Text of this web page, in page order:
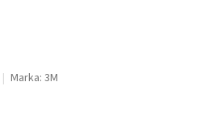
Marka: 3M